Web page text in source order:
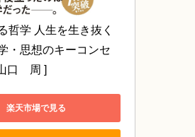
哲学 人生を生き抜く
・思想のキーコンセ
口　周 ]
楽天市場で見る